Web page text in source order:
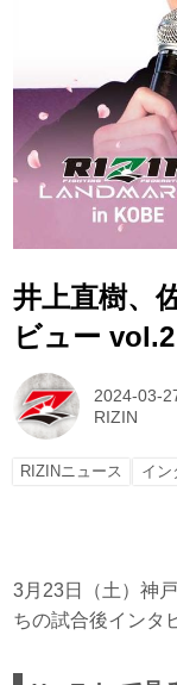
井上直樹、
ビュー vol.2
2024-03-
RIZIN
RIZINニュース イン
3月23日（土）神
ちの試合後インタ